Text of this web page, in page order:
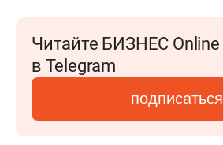
Читайте БИЗНЕС Online
в Telegram
подписаться